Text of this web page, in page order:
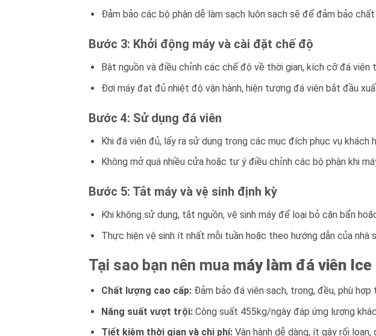
Đảm bảo các bộ phận dễ làm sạch luôn sạch sẽ để đảm bảo
Bước 3: Khởi động máy và cài đặt chế độ
Bật nguồn và điều chỉnh các chế độ về thời gian, kích cỡ đá viên
Đợi máy đạt đủ nhiệt độ vận hành, hiện tượng đá viên bắt đầu
Bước 4: Sử dụng đá viên
Khi đá viên đủ, lấy ra sử dụng trong các mục đích phục vụ khách
Không mở quá nhiều cửa hoặc tự ý điều chỉnh các bộ phận khi
Bước 5: Tắt máy và vệ sinh định kỳ
Khi không sử dụng, tắt nguồn, vệ sinh máy để loại bỏ cặn bẩn
Thực hiện vệ sinh ít nhất mỗi tuần hoặc theo hướng dẫn của nhà
Tại sao bạn nên mua máy làm đá viên
Chất lượng cao cấp:Đảm bảo đá viên sạch, trong, đều, phù
Năng suất vượt trội:Công suất 455kg/ngày đáp ứng lượng
Tiết kiệm thời gian và chi phí:Vận hành dễ dàng, ít gây rối